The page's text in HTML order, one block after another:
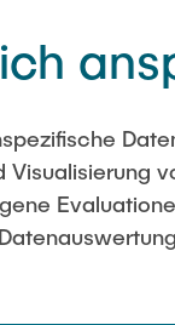
Visualisierung